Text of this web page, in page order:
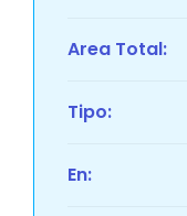
Area Total:
Tipo:
En: